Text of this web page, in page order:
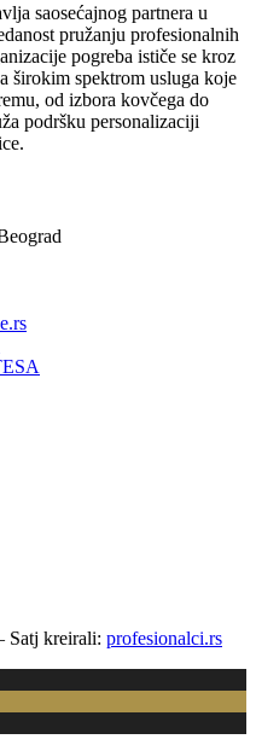
saosećajnog partnera u
pružanju profesionalnih
pogreba ističe se kroz
širokim spektrom usluga koje
od izbora kovčega do
podršku personalizaciji
Satj kreirali: profesionalci.rs